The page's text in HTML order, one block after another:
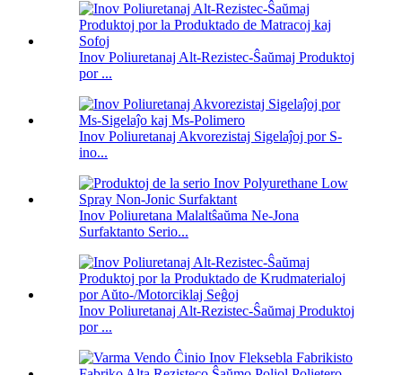
Inov Poliuretanaj Alt-Rezistec-Ŝaŭmaj Produktoj
por ...
Inov Poliuretanaj Akvorezistaj Sigelaĵoj por S-
ino...
Inov Poliuretana Malaltŝaŭma Ne-Jona
Surfaktanto Serio...
Inov Poliuretanaj Alt-Rezistec-Ŝaŭmaj Produktoj
por ...